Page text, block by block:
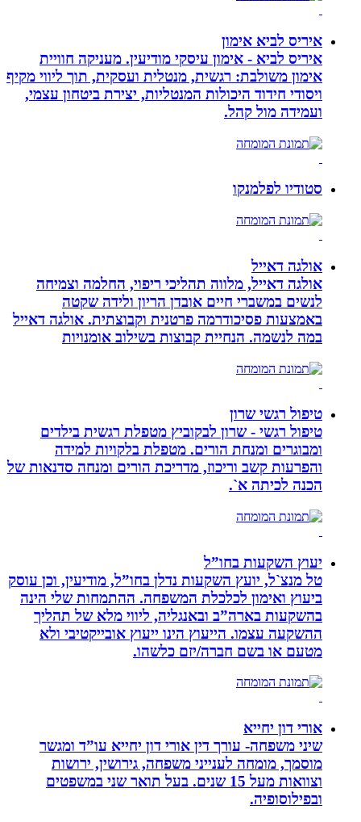
איריס לביא אימון
איריס לביא - אימון עיסקי מודיעין. מעניקה חוויית
אימון משולבת: רגשית, מנטלית ועסקית, תוך ליווי מקיף
ויסודי חידוד היכולות המנטליות, יצירת ביטחון עצמי,
ועמידה מול קהל.
סטודיו לפלמנקו
אולגה דאייל
אולגה דאייל, מלווה תהליכי ריפוי, החלמה וצמיחה
לנשים במשברי חיים אובדן הריון ולידה שקטה
באמצעות פסיכודרמה פרטנית וקבוצתית. אולגה דאייל
במה לנשמה. ‏הנחיית קבוצות בשילוב אומנויות‏
טיפול רגשי שרון
טיפול רגשי - שרון לבקוביץ מטפלת רגשית בילדים
ומבוגרים ומנחת הורים. מטפלת בלקויות למידה
והפרעות קשב וריכוז, מדריכת הורים ומנחה סדנאות של
הכנה לכיתה א`.
יעוץ השקעות בחו”ל
טל מנצ`ל, יועץ השקעות נדלן בחו”ל, מודיעין, וכן עוסק
ביעוץ ואימון לכלכלת המשפחה. ההתמחות שלי הינה
בהשקעות בארה”ב ובאנגליה, ליווי מלא של תהליך
ההשקעה עצמו. הייעוץ הינו ייעוץ אובייקטיבי ולא
מטעם או בשם חברה/יזם כלשהו.
אורי דון יחייא
שיני משפחה- עורך דין אורי דון יחייא עו”ד ומגשר
מוסמך, מומחה לענייני משפחה, גירושין, ירושות
וצוואות מעל 15 שנים. בעל תואר שני במשפטים
ובפילוסופיה.